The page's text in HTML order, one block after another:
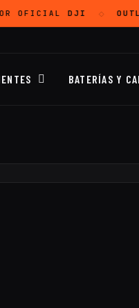
OFICIAL DJI
BATERÍAS Y